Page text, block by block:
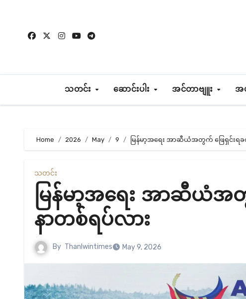
content
သတင်း ဆောင်းပါး အင်တာဗျူး အ
Home 2026 May 9 မြန်မာ့အရေး အာဆီယံအတွက် ဖြေရှင်း
သတင်း
မြန်မာ့အရေး အာဆီယံ
နာတစ်ရပ်လား
By Thanlwintimes May 9, 2026